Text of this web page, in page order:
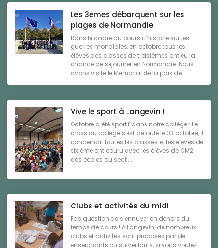
Les 3èmes débarquent sur les
plages de Normandie
Dans le cadre du cours d’histoire sur les
guerres mondiales, en octobre tous les
élèves des classes de troisièmes ont eu la
chance de séjourner en Normandie. Nous
avons visité le Mémorial de la paix de ...
Vive le sport à Langevin !
Octobre a été sportif dans notre collège : Le
cross du collège s'est déroulé le 03 octobre, il
concernait toutes les classes et les élèves de
sixième ont couru avec les élèves de CM2
des écoles du sect ...
Clubs et activités du midi
Pas question de s’ennuyer en dehors du
temps de cours ! A Langevin, de nombreux
clubs et activités sont proposés par de
enseignants ou surveillants, si vous voulez